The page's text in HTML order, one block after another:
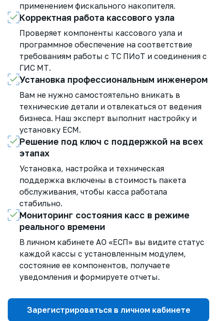
применением фискального накопителя.
Корректная работа кассового узла
Проверяет компоненты кассового узла и
программное обеспечение на соответствие
требованиям работы с ТС ПИоТ и соединения с
ГИС МТ.
Установка профессиональным инженером
Вам не нужно самостоятельно вникать в
технические детали и отвлекаться от ведения
бизнеса. Наш эксперт выполнит настройку и
установку ЕСМ.
Решение под ключ с поддержкой на всех
этапах
Установка, настройка и техническая
поддержка включены в стоимость пакета
обслуживания, чтобы касса работала
стабильно.
Мониторинг состояния касс в режиме
реального времени
В личном кабинете АО «ЕСП» вы видите статус
каждой кассы с установленным модулем,
состояние ее компонентов, получаете
уведомления и формируете отчеты.
Зарегистрироваться в личном кабинете